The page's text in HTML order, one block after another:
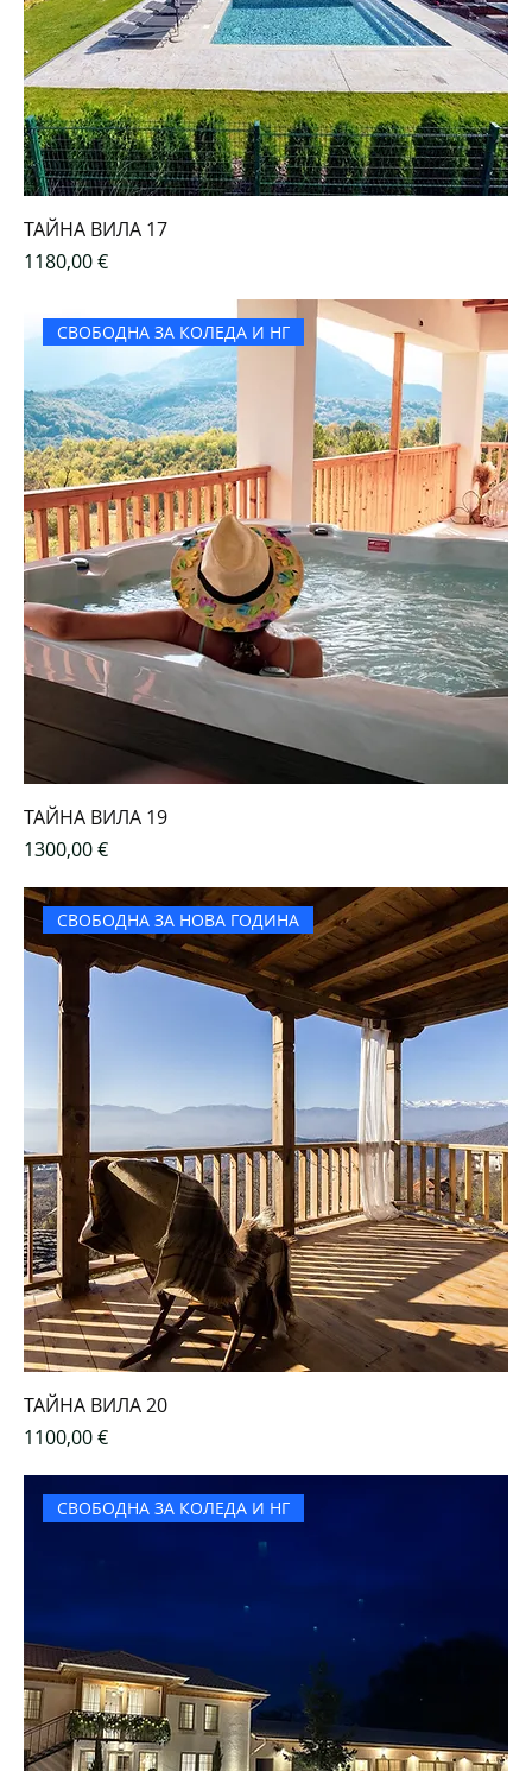
ТАЙНА ВИЛА 17
Цена
1180,00 €
СВОБОДНА ЗА КОЛЕДА И НГ
ТАЙНА ВИЛА 19
Цена
1300,00 €
СВОБОДНА ЗА НОВА ГОДИНА
ТАЙНА ВИЛА 20
Цена
1100,00 €
СВОБОДНА ЗА КОЛЕДА И НГ